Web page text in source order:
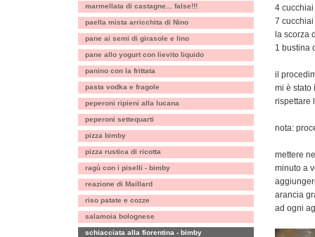
marmellata di castagne... false!!!
paella mista arricchita di Nino
pane ai semi di girasole e lino
pane allo yogurt con lievito liquido
panino con la frittata
pasta vodka e fragole
peperoni ripieni alla lucana
peperoni settequarti
pizza bimby
pizza rustica di ricotta
ragù con i piselli - bimby
reazione di Maillard
riso patate e cozze
salamoia bolognese
schiacciata alla fiorentina - bimby
4
7
la scorza
1 bustina
il
mi è stato
rispettare
nota:
mettere
minuto a
arancia
ad ogni